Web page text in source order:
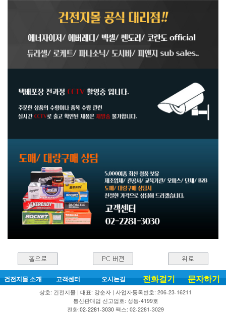
건전지몰 소개 고객센터 오시는길 전화걸기 문자하기
상호: 건전지몰 | 대표: 강순자 | 사업자등록번호: 206-23-16211
통신판매업 신고업호: 성동-4199호
전화:02-2281-3030 팩스: 02-2281-3029